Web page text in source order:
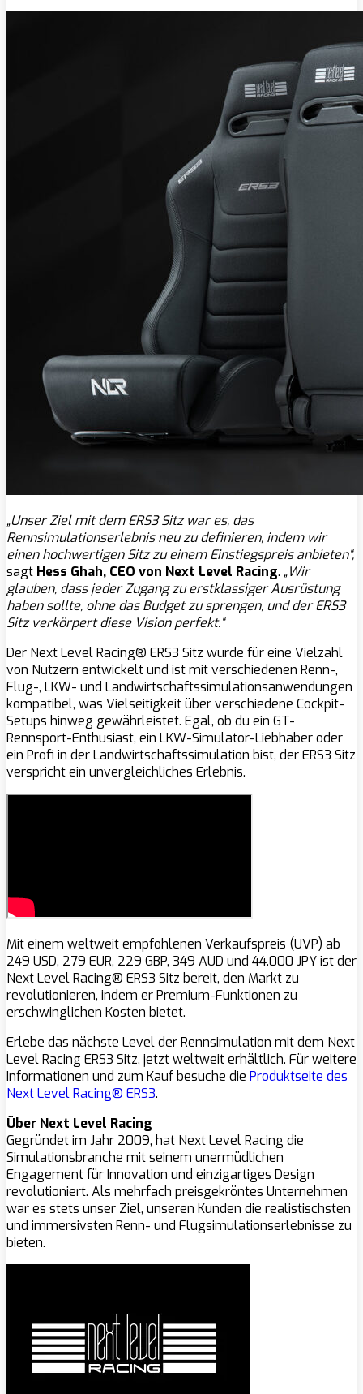
„Unser Ziel mit dem ERS3 Sitz war es, das
Rennsimulationserlebnis neu zu definieren, indem wir
einen hochwertigen Sitz zu einem Einstiegspreis anbieten“,
sagt Hess Ghah, CEO von Next Level Racing. „Wir
glauben, dass jeder Zugang zu erstklassiger Ausrüstung
haben sollte, ohne das Budget zu sprengen, und der ERS3
Sitz verkörpert diese Vision perfekt.“
Der Next Level Racing® ERS3 Sitz wurde für eine Vielzahl
von Nutzern entwickelt und ist mit verschiedenen Renn-,
Flug-, LKW- und Landwirtschaftssimulationsanwendungen
kompatibel, was Vielseitigkeit über verschiedene Cockpit-
Setups hinweg gewährleistet. Egal, ob du ein GT-
Rennsport-Enthusiast, ein LKW-Simulator-Liebhaber oder
ein Profi in der Landwirtschaftssimulation bist, der ERS3 Sitz
verspricht ein unvergleichliches Erlebnis.
Mit einem weltweit empfohlenen Verkaufspreis (UVP) ab
249 USD, 279 EUR, 229 GBP, 349 AUD und 44.000 JPY ist der
Next Level Racing® ERS3 Sitz bereit, den Markt zu
revolutionieren, indem er Premium-Funktionen zu
erschwinglichen Kosten bietet.
Erlebe das nächste Level der Rennsimulation mit dem Next
Level Racing ERS3 Sitz, jetzt weltweit erhältlich. Für weitere
Informationen und zum Kauf besuche die Produktseite des
Next Level Racing® ERS3.
Über Next Level Racing
Gegründet im Jahr 2009, hat Next Level Racing die
Simulationsbranche mit seinem unermüdlichen
Engagement für Innovation und einzigartiges Design
revolutioniert. Als mehrfach preisgekröntes Unternehmen
war es stets unser Ziel, unseren Kunden die realistischsten
und immersivsten Renn- und Flugsimulationserlebnisse zu
bieten.